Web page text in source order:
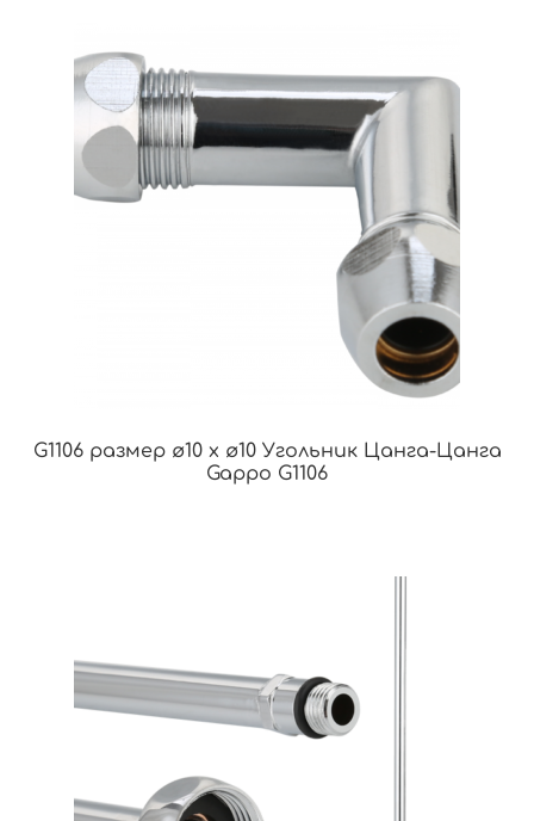
G1106 размер ø10 x ø10 Угольник Цанга-Цанга
Gappo G1106